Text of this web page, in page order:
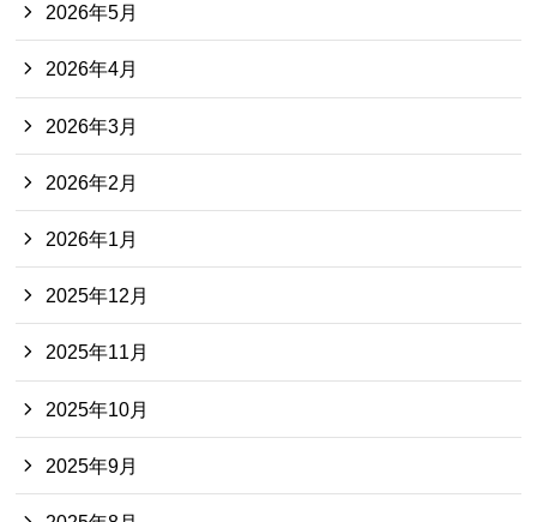
2026年5月
2026年4月
2026年3月
2026年2月
2026年1月
2025年12月
2025年11月
2025年10月
2025年9月